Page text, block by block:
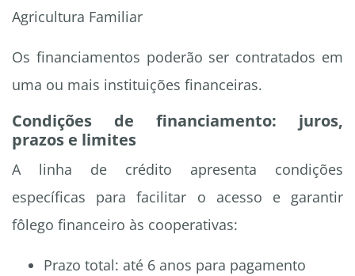
Agricultura Familiar
Os financiamentos poderão ser contratados em
uma ou mais instituições financeiras.
Condições de financiamento: juros,
prazos e limites
A linha de crédito apresenta condições
específicas para facilitar o acesso e garantir
fôlego financeiro às cooperativas:
Prazo total: até 6 anos para pagamento